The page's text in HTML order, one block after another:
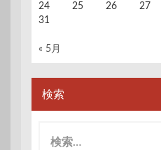
24
25 26 27
31
« 5月
検索